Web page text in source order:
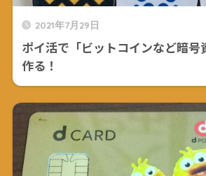
2021年7月29日
ポイ活で「ビットコインなど暗号
作る！